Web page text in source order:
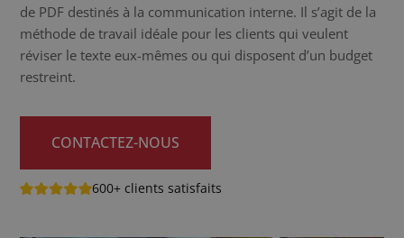
de PDF destinés à la communication interne. Il s’agit de la
méthode de travail idéale pour les clients qui veulent
réviser le texte eux-mêmes ou qui disposent d’un budget
restreint.
CONTACTEZ-NOUS
600+ clients satisfaits